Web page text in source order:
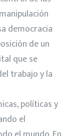
democracia
de un
que se
trabajo y la
políticas y
el